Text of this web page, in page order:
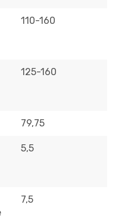
110-160
125-160
79,75
5,5
7,5